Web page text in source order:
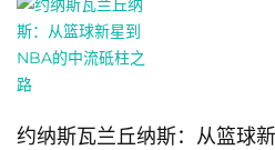
约纳斯瓦兰丘纳斯：从篮球